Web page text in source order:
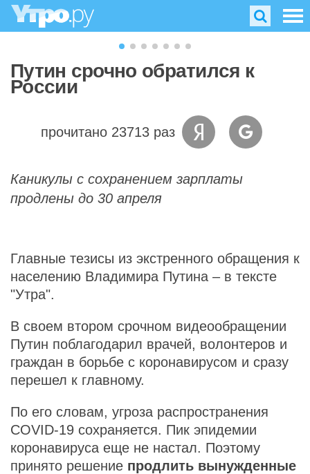
Путин срочно обратился к
России
прочитано 23713 раз
Каникулы с сохранением зарплаты
продлены до 30 апреля
Главные тезисы из экстренного обращения к
населению Владимира Путина – в тексте
"Утра".
В своем втором срочном видеообращении
Путин поблагодарил врачей, волонтеров и
граждан в борьбе с коронавирусом и сразу
перешел к главному.
По его словам, угроза распространения
COVID-19 сохраняется. Пик эпидемии
коронавируса еще не настал. Поэтому
принято решение продлить вынужденные